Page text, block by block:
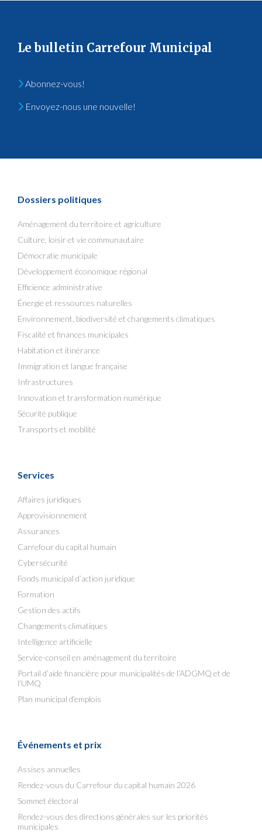
Le bulletin Carrefour Municipal
Abonnez-vous!
Envoyez-nous une nouvelle!
Dossiers politiques
Aménagement du territoire et agriculture
Culture, loisir et vie communautaire
Démocratie municipale
Développement économique régional
Efficience administrative
Énergie et ressources naturelles
Environnement, biodiversité et changements climatiques
Fiscalité et finances municipales
Habitation et itinérance
Immigration et langue française
Infrastructures
Innovation et transformation numérique
Sécurité publique
Transports et mobilité
Services
Affaires juridiques
Approvisionnement
Assurances
Carrefour du capital humain
Cybersécurité
Fonds municipal d’action juridique
Formation
Gestion des actifs
Changements climatiques
Intelligence artificielle
Service-conseil en aménagement du territoire
Portail d’aide financière pour municipalités de l’ADGMQ et de
l’UMQ
Plan municipal d’emplois
Événements et prix
Assises annuelles
Rendez-vous du Carrefour du capital humain 2026
Sommet électoral
Rendez-vous des directions générales sur les priorités
municipales